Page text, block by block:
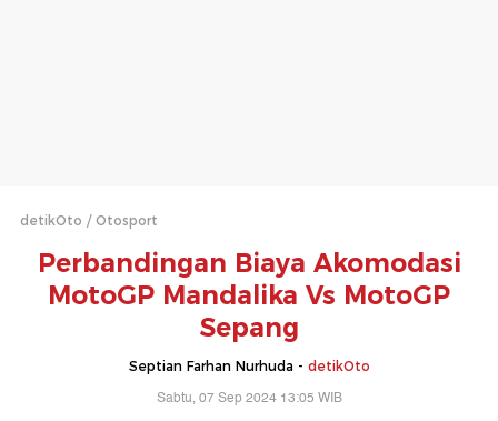
detikOto Otosport
Perbandingan Biaya Akomodasi
MotoGP Mandalika Vs MotoGP
Sepang
Septian Farhan Nurhuda - detikOto
Sabtu, 07 Sep 2024 13:05 WIB